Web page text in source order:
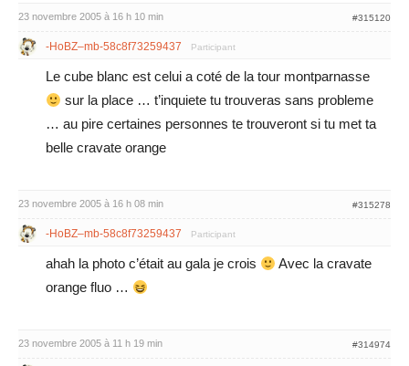
23 novembre 2005 à 16 h 10 min #315120
-HoBZ–mb-58c8f73259437 Participant
Le cube blanc est celui a coté de la tour montparnasse
sur la place … t’inquiete tu trouveras sans probleme
… au pire certaines personnes te trouveront si tu met ta
belle cravate orange
23 novembre 2005 à 16 h 08 min #315278
-HoBZ–mb-58c8f73259437 Participant
ahah la photo c’était au gala je crois
Avec la cravate
orange fluo …
23 novembre 2005 à 11 h 19 min #314974